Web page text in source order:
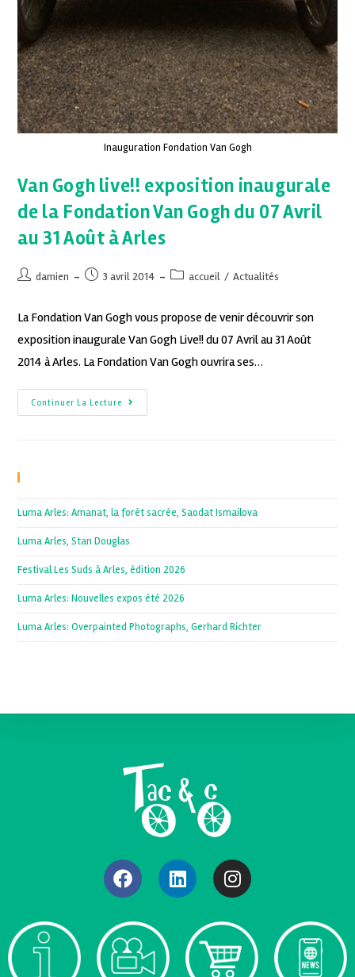
Inauguration Fondation Van Gogh
Van Gogh live!! exposition inaugurale
de la Fondation Van Gogh du 07 Avril
au 31 Août à Arles
damien 3 avril 2014 accueil / Actualités
La Fondation Van Gogh vous propose de venir découvrir son
exposition inaugurale Van Gogh Live!! du 07 Avril au 31 Août
2014 à Arles. La Fondation Van Gogh ouvrira ses…
Continuer La Lecture
Luma Arles: Amanat, la forêt sacrée, Saodat Ismailova
Luma Arles, Stan Douglas
Festival Les Suds à Arles, édition 2026
Luma Arles: Nouvelles expos été 2026
Luma Arles: Overpainted Photographs, Gerhard Richter